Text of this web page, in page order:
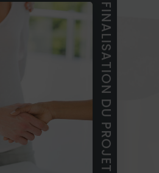
FINALISATION DU PROJET